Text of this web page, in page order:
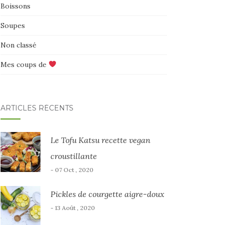
Boissons
Soupes
Non classé
Mes coups de
ARTICLES RÉCENTS
Le Tofu Katsu recette vegan
croustillante
- 07 Oct , 2020
Pickles de courgette aigre-doux
- 13 Août , 2020